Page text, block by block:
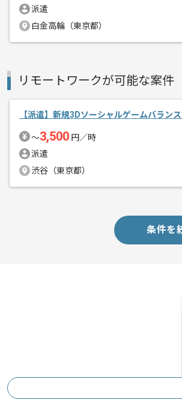
派遣
白金高輪（東京都）
リモートワークが可能な案件
【派遣】新規3Dソーシャルゲームバラン
〜3,500 円／時
派遣
渋谷（東京都）
条件を